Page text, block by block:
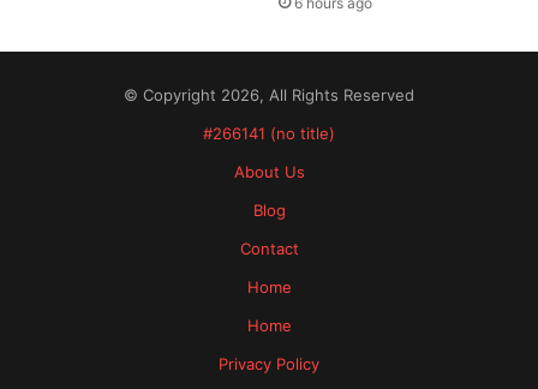
© Copyright 2026, All Rights Reserved
#266141 (no title)
About Us
Blog
Contact
Home
Home
Privacy Policy